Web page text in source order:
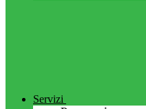
Servizi